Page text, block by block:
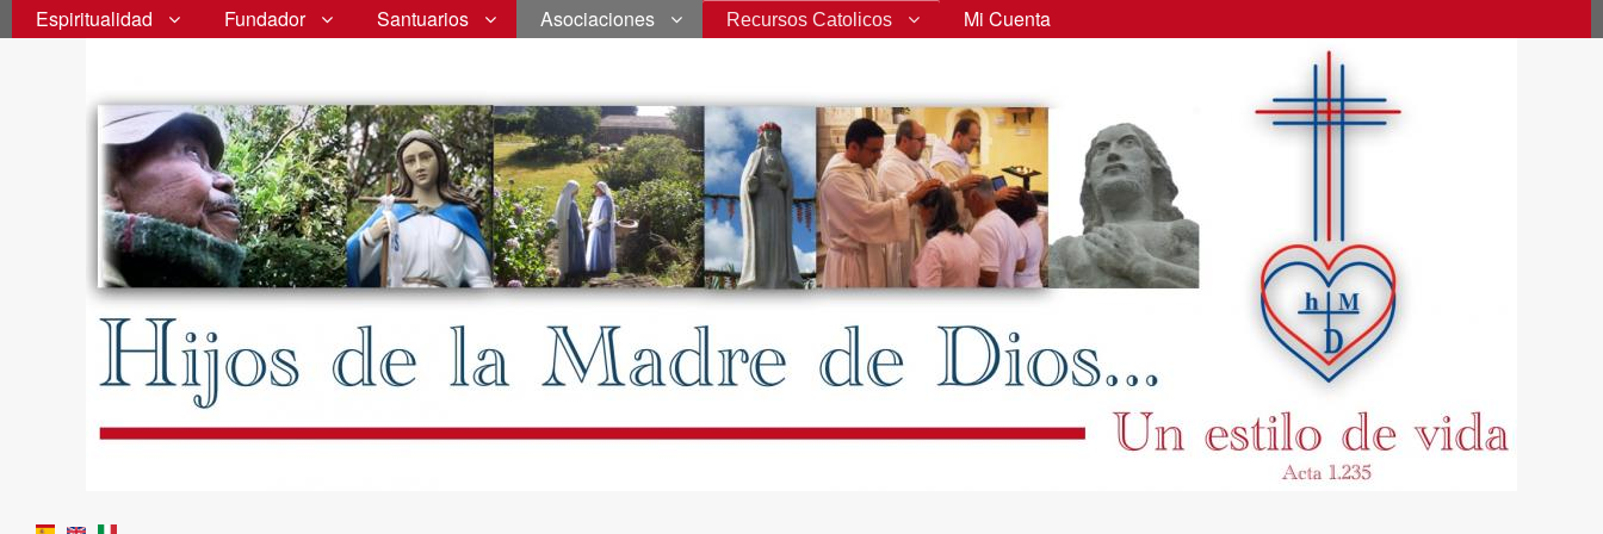
Espiritualidad Fundador Santuarios Asociaciones Recursos Catolicos Mi Cuenta